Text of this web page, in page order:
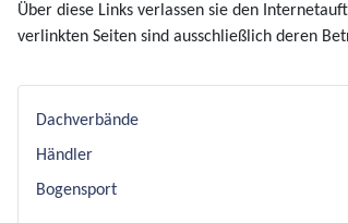
Über diese Links verlassen sie den
verlinkten Seiten sind ausschließlich deren
Dachverbände
Händler
Bogensport